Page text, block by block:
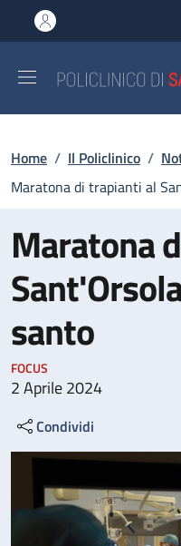
al contenuto principale
to footer content
Briciole di
Home / Il Policlinico /
Maratona di trapianti al
Maratona
santo
FOCUS
2 Aprile 2024
Condividi